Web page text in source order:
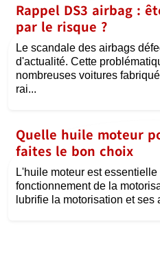
Rappel DS3 airbag :
par le risque ?
Le scandale des airbags
d'actualité. Cette
nombreuses voitures
rai...
Quelle huile moteur
faites le bon choix
L'huile moteur est
fonctionnement de la
lubrifie la motorisation et ses